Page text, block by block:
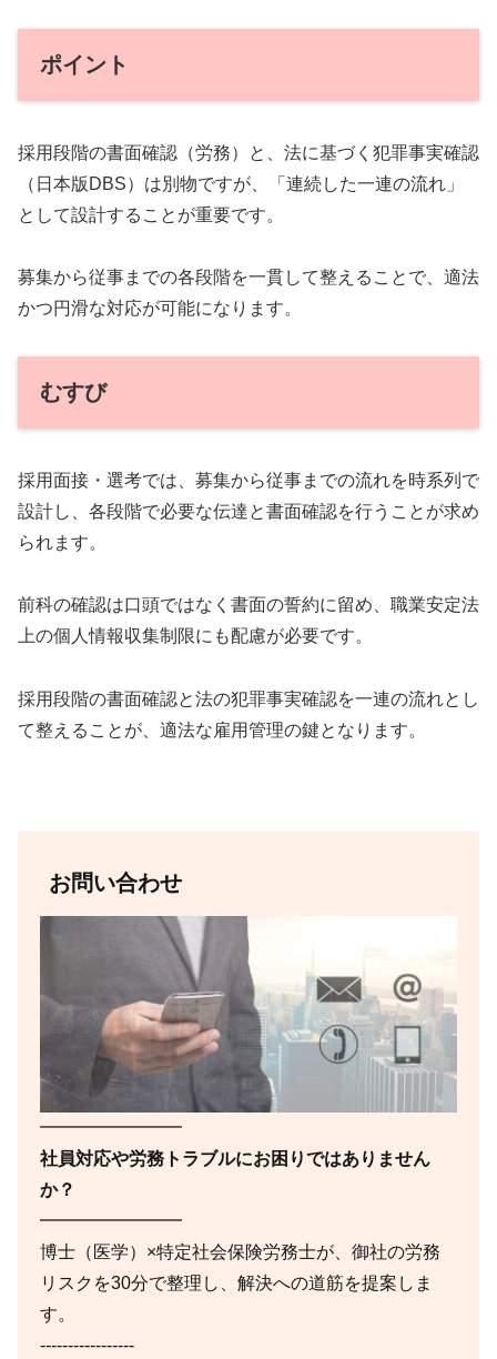
ポイント
採用段階の書面確認（労務）と、法に基づく犯罪事実確認
（日本版DBS）は別物ですが、「連続した一連の流れ」
として設計することが重要です。
募集から従事までの各段階を一貫して整えることで、適法
かつ円滑な対応が可能になります。
むすび
採用面接・選考では、募集から従事までの流れを時系列で
設計し、各段階で必要な伝達と書面確認を行うことが求め
られます。
前科の確認は口頭ではなく書面の誓約に留め、職業安定法
上の個人情報収集制限にも配慮が必要です。
採用段階の書面確認と法の犯罪事実確認を一連の流れとし
て整えることが、適法な雇用管理の鍵となります。
お問い合わせ
━━━━━━━━
社員対応や労務トラブルにお困りではありません
か？
━━━━━━━━
博士（医学）×特定社会保険労務士が、御社の労務
リスクを30分で整理し、解決への道筋を提案しま
す。
-----------------